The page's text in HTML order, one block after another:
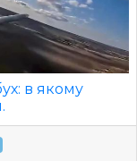
в якому